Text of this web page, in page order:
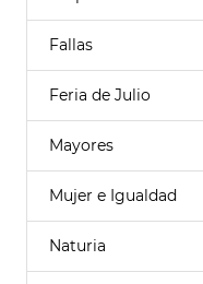
Fallas
Feria de Julio
Mayores
Mujer e Igualdad
Naturia